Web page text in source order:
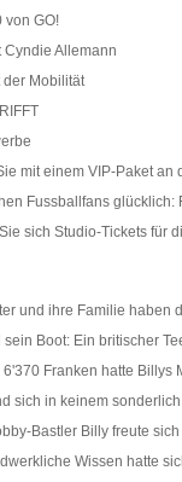
von GO!
Cyndie Allemann
der Mobilität
mit einem VIP-Paket an
Fussballfans
sich Studio-Tickets für
und ihre Familie haben
sein Boot: Ein britischer
6'370 Franken hatte Billys
sich in keinem
Bastler Billy freute
Wissen hatte